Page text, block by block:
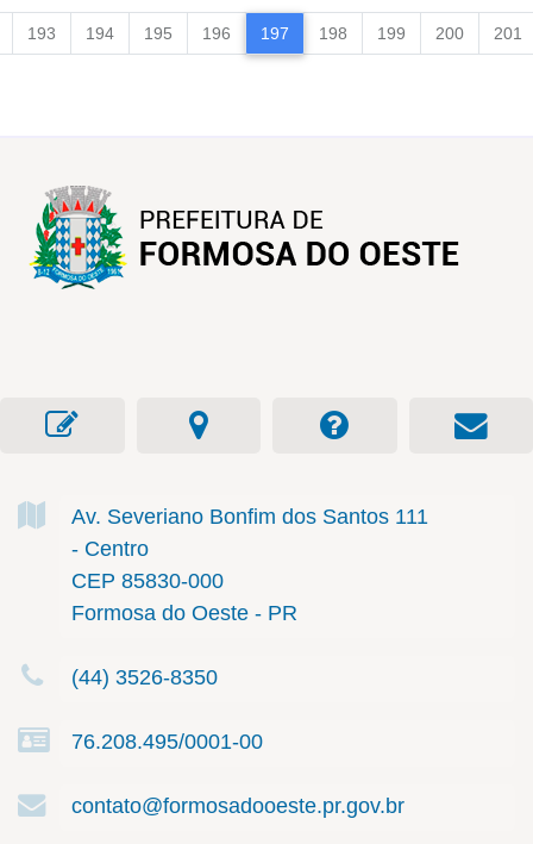
193 194 195 196 197 198 199 200 201
Av. Severiano Bonfim dos Santos 111
- Centro
CEP 85830-000
Formosa do Oeste - PR
(44) 3526-8350
76.208.495/0001-00
contato@formosadooeste.pr.gov.br